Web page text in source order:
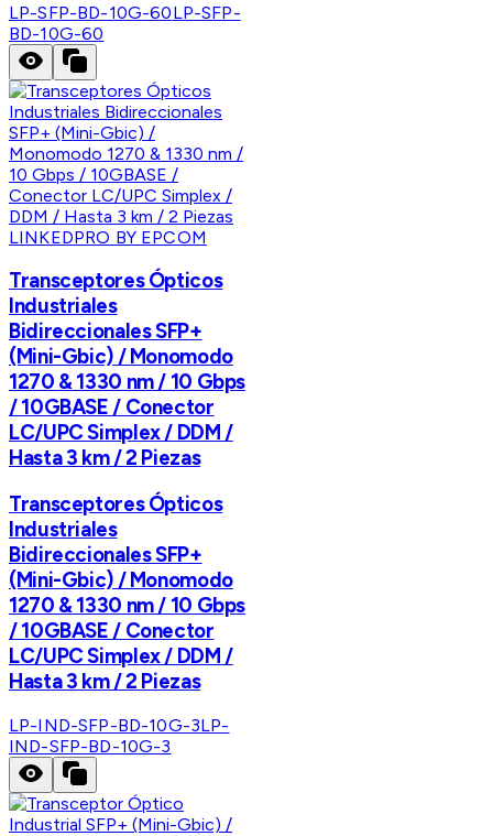
LP-SFP-BD-10G-60LP-SFP-
BD-10G-60
LINKEDPRO BY EPCOM
Transceptores Ópticos
Industriales
Bidireccionales SFP+
(Mini-Gbic) / Monomodo
1270 & 1330 nm / 10 Gbps
/ 10GBASE / Conector
LC/UPC Simplex / DDM /
Hasta 3 km / 2 Piezas
Transceptores Ópticos
Industriales
Bidireccionales SFP+
(Mini-Gbic) / Monomodo
1270 & 1330 nm / 10 Gbps
/ 10GBASE / Conector
LC/UPC Simplex / DDM /
Hasta 3 km / 2 Piezas
LP-IND-SFP-BD-10G-3LP-
IND-SFP-BD-10G-3